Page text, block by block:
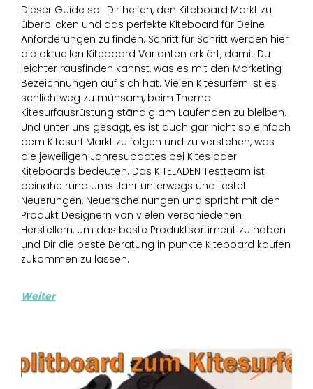
Dieser Guide soll Dir helfen, den Kiteboard Markt zu
überblicken und das perfekte Kiteboard für Deine
Anforderungen zu finden. Schritt für Schritt werden hier
die aktuellen Kiteboard Varianten erklärt, damit Du
leichter rausfinden kannst, was es mit den Marketing
Bezeichnungen auf sich hat. Vielen Kitesurfern ist es
schlichtweg zu mühsam, beim Thema
Kitesurfausrüstung ständig am Laufenden zu bleiben.
Und unter uns gesagt, es ist auch gar nicht so einfach
dem Kitesurf Markt zu folgen und zu verstehen, was
die jeweiligen Jahresupdates bei Kites oder
Kiteboards bedeuten. Das KITELADEN Testteam ist
beinahe rund ums Jahr unterwegs und testet
Neuerungen, Neuerscheinungen und spricht mit den
Produkt Designern von vielen verschiedenen
Herstellern, um das beste Produktsortiment zu haben
und Dir die beste Beratung in punkte Kiteboard kaufen
zukommen zu lassen.
Weiter